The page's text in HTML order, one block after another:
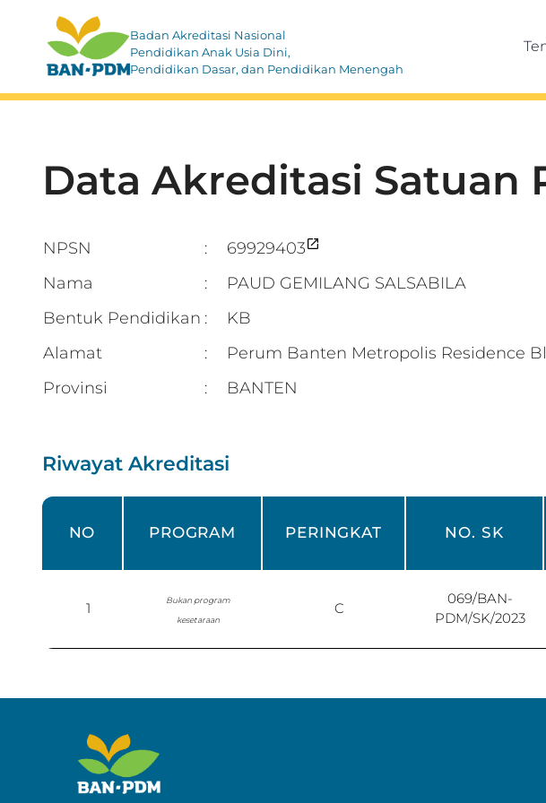
Badan Akreditasi Nasional
Pendidikan Anak Usia Dini,
Pendidikan Dasar, dan Pendidikan Menengah
Data Akreditasi Satuan
NPSN :
69929403
Nama
:
PAUD GEMILANG SALSABILA
Bentuk Pendidikan :
KB
Alamat
:
Perum Banten Metropolis Residence
Provinsi
: BANTEN
Riwayat Akreditasi
NO PROGRAM PERINGKAT NO. SK
1
Bukan program
kesetaraan
C
069/BAN-
PDM/SK/2023